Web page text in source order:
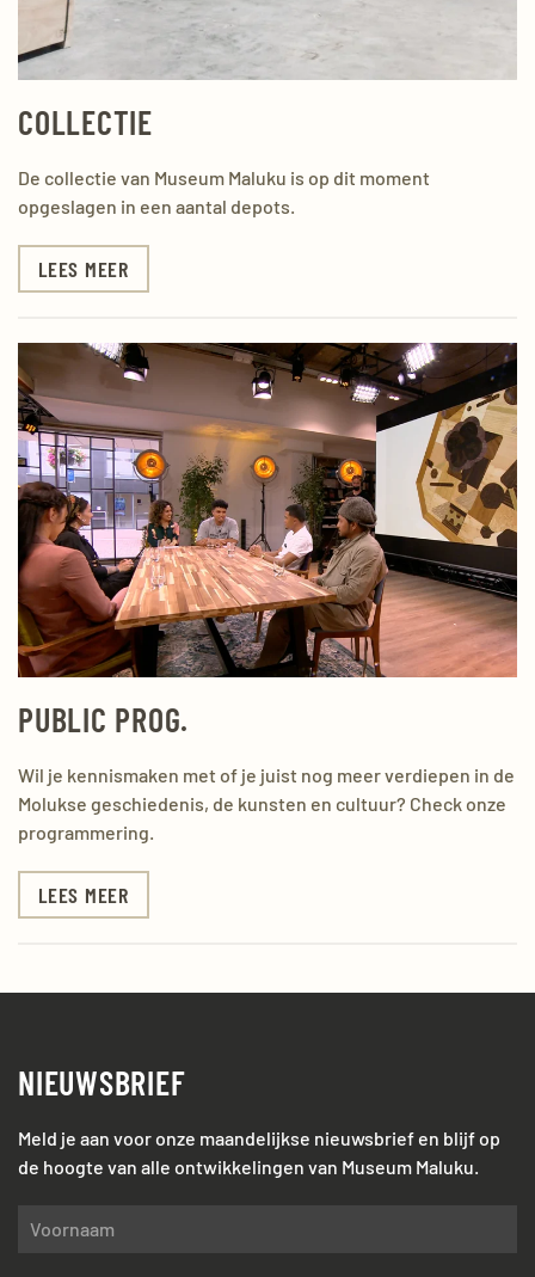
COLLECTIE
De collectie van Museum Maluku is op dit moment
opgeslagen in een aantal depots.
LEES MEER
PUBLIC PROG.
Wil je kennismaken met of je juist nog meer verdiepen in de
Molukse geschiedenis, de kunsten en cultuur? Check onze
programmering.
LEES MEER
NIEUWSBRIEF
Meld je aan voor onze maandelijkse nieuwsbrief en blijf op
de hoogte van alle ontwikkelingen van Museum Maluku.